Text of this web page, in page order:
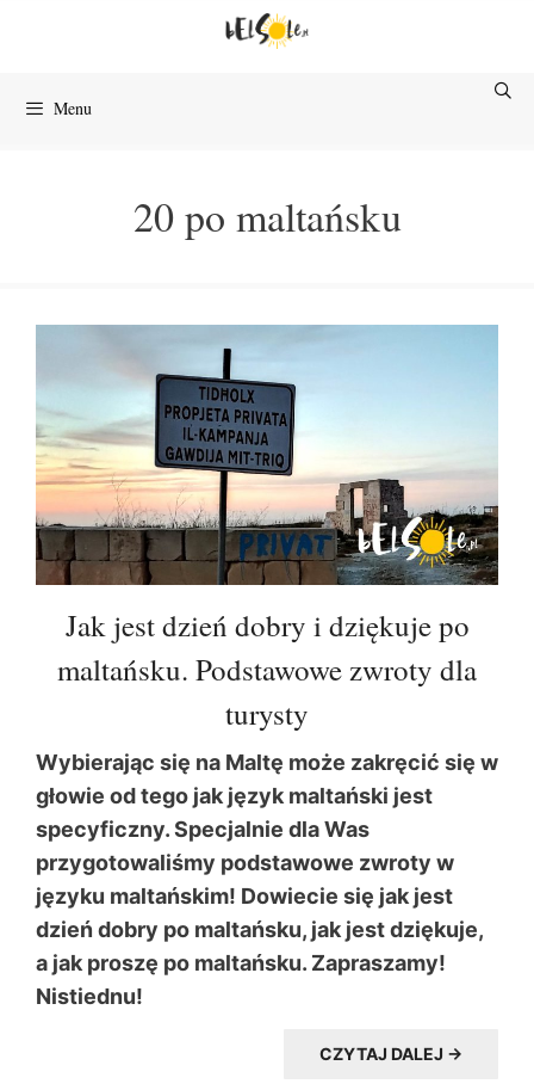
Menu
20 po maltańsku
Jak jest dzień dobry i dziękuje po
maltańsku. Podstawowe zwroty dla
turysty
Wybierając się na Maltę może zakręcić się w
głowie od tego jak język maltański jest
specyficzny. Specjalnie dla Was
przygotowaliśmy podstawowe zwroty w
języku maltańskim! Dowiecie się jak jest
dzień dobry po maltańsku, jak jest dziękuje,
a jak proszę po maltańsku. Zapraszamy!
Nistiednu!
CZYTAJ DALEJ →